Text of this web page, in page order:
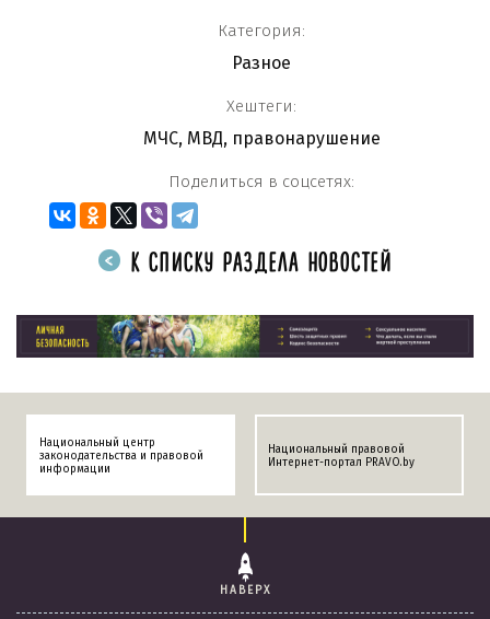
Категория:
Разное
Хештеги:
МЧС, МВД, правонарушение
Поделиться в соцсетях:
К СПИСКУ РАЗДЕЛА НОВОСТЕЙ
Национальный центр
законодательства и правовой
информации
Национальный правовой
Интернет-портал PRAVO.by
НАВЕРХ